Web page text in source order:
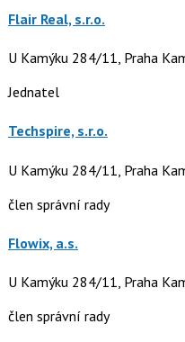
Flair Real, s.r.o.
U Kamýku 284/11, Praha
Jednatel
Techspire, s.r.o.
U Kamýku 284/11, Praha
člen správní rady
Flowix, a.s.
U Kamýku 284/11, Praha
člen správní rady